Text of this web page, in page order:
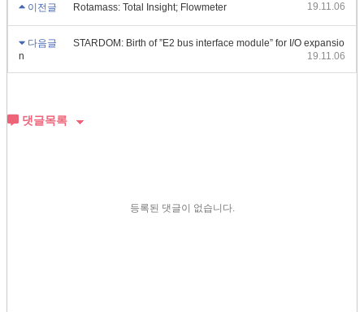
이전글 Rotamass: Total Insight; Flowmeter 19.11.06
다음글
STARDOM: Birth of ”E2 bus interface module” for I/O expansio
n
19.11.06
댓글목록
등록된 댓글이 없습니다.